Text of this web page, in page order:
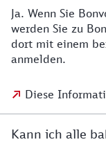
Ja. Wenn Sie
werden Sie zu
dort mit einem
anmelden.
Diese
Kann ich alle